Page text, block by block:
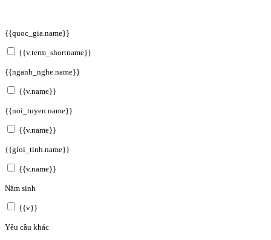
{{quoc_gia.name}}
{{v.term_shortname}}
{{nganh_nghe.name}}
{{v.name}}
{{noi_tuyen.name}}
{{v.name}}
{{gioi_tinh.name}}
{{v.name}}
Năm sinh
{{v}}
Yêu cầu khác